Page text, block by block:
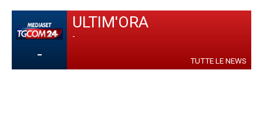
-
ULTIM'ORA
-
TUTTE LE NEWS